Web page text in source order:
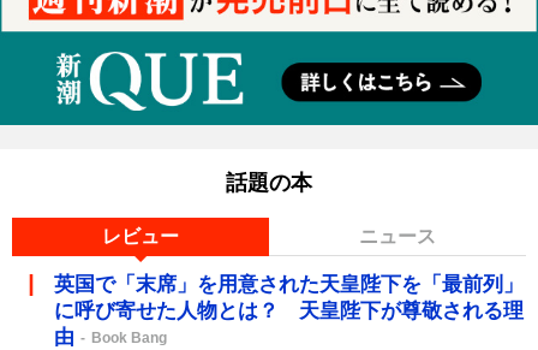
話題の本
レビュー ニュース
英国で「末席」を用意された天皇陛下を「最前列」
に呼び寄せた人物とは？ 天皇陛下が尊敬される理
由
Book Bang